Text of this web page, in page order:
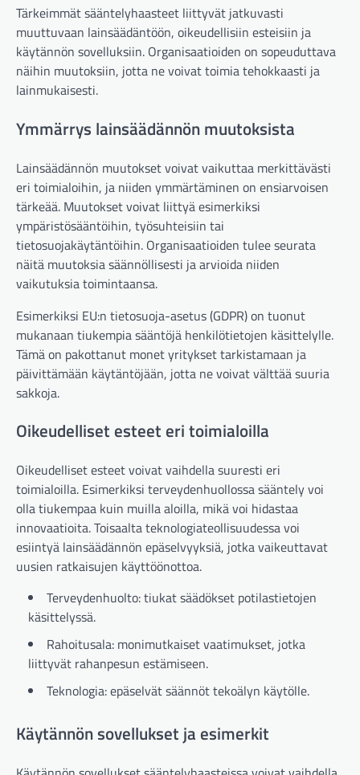
Tärkeimmät sääntelyhaasteet liittyvät jatkuvasti
muuttuvaan lainsäädäntöön, oikeudellisiin esteisiin ja
käytännön sovelluksiin. Organisaatioiden on sopeuduttava
näihin muutoksiin, jotta ne voivat toimia tehokkaasti ja
lainmukaisesti.
Ymmärrys lainsäädännön muutoksista
Lainsäädännön muutokset voivat vaikuttaa merkittävästi
eri toimialoihin, ja niiden ymmärtäminen on ensiarvoisen
tärkeää. Muutokset voivat liittyä esimerkiksi
ympäristösääntöihin, työsuhteisiin tai
tietosuojakäytäntöihin. Organisaatioiden tulee seurata
näitä muutoksia säännöllisesti ja arvioida niiden
vaikutuksia toimintaansa.
Esimerkiksi EU:n tietosuoja-asetus (GDPR) on tuonut
mukanaan tiukempia sääntöjä henkilötietojen käsittelylle.
Tämä on pakottanut monet yritykset tarkistamaan ja
päivittämään käytäntöjään, jotta ne voivat välttää suuria
sakkoja.
Oikeudelliset esteet eri toimialoilla
Oikeudelliset esteet voivat vaihdella suuresti eri
toimialoilla. Esimerkiksi terveydenhuollossa sääntely voi
olla tiukempaa kuin muilla aloilla, mikä voi hidastaa
innovaatioita. Toisaalta teknologiateollisuudessa voi
esiintyä lainsäädännön epäselvyyksiä, jotka vaikeuttavat
uusien ratkaisujen käyttöönottoa.
Terveydenhuolto: tiukat säädökset potilastietojen
käsittelyssä.
Rahoitusala: monimutkaiset vaatimukset, jotka
liittyvät rahanpesun estämiseen.
Teknologia: epäselvät säännöt tekoälyn käytölle.
Käytännön sovellukset ja esimerkit